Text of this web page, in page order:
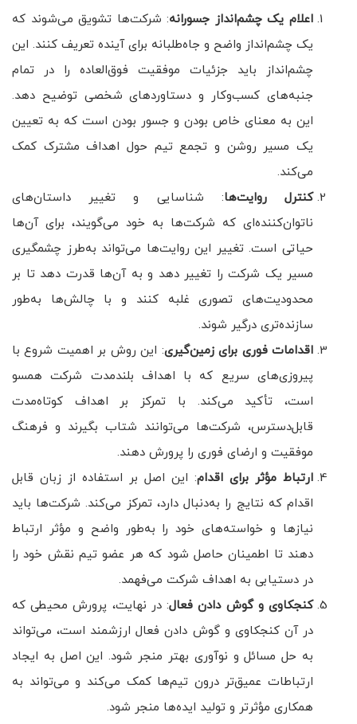
اعلام یک چشم‌انداز جسورانه: شرکت‌ها تشویق می‌شوند که
یک چشم‌انداز واضح و جاه‌طلبانه برای آینده تعریف کنند. این
چشم‌انداز باید جزئیات موفقیت فوق‌العاده را در تمام
جنبه‌های کسب‌وکار و دستاوردهای شخصی توضیح دهد.
این به معنای خاص بودن و جسور بودن است که به تعیین
یک مسیر روشن و تجمع تیم حول اهداف مشترک کمک
می‌کند.
کنترل روایت‌ها: شناسایی و تغییر داستان‌های
ناتوان‌کننده‌ای که شرکت‌ها به خود می‌گویند، برای آن‌ها
حیاتی است. تغییر این روایت‌ها می‌تواند به‌طرز چشمگیری
مسیر یک شرکت را تغییر دهد و به آن‌ها قدرت دهد تا بر
محدودیت‌های تصوری غلبه کنند و با چالش‌ها به‌طور
سازنده‌تری درگیر شوند.
اقدامات فوری برای زمین‌گیری: این روش بر اهمیت شروع با
پیروزی‌های سریع که با اهداف بلندمدت شرکت همسو
است، تأکید می‌کند. با تمرکز بر اهداف کوتاه‌مدت
قابل‌دسترس، شرکت‌ها می‌توانند شتاب بگیرند و فرهنگ
موفقیت و ارضای فوری را پرورش دهند.
ارتباط مؤثر برای اقدام: این اصل بر استفاده از زبان قابل
اقدام که نتایج را به‌دنبال دارد، تمرکز می‌کند. شرکت‌ها باید
نیازها و خواسته‌های خود را به‌طور واضح و مؤثر ارتباط
دهند تا اطمینان حاصل شود که هر عضو تیم نقش خود را
در دستیابی به اهداف شرکت می‌فهمد.
کنجکاوی و گوش دادن فعال: در نهایت، پرورش محیطی که
در آن کنجکاوی و گوش دادن فعال ارزشمند است، می‌تواند
به حل مسائل و نوآوری بهتر منجر شود. این اصل به ایجاد
ارتباطات عمیق‌تر درون تیم‌ها کمک می‌کند و می‌تواند به
همکاری مؤثرتر و تولید ایده‌ها منجر شود.